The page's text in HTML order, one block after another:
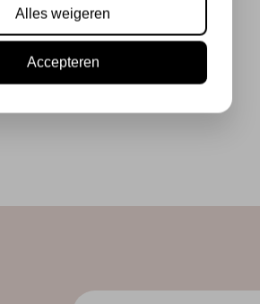
Alles weigeren
Accepteren